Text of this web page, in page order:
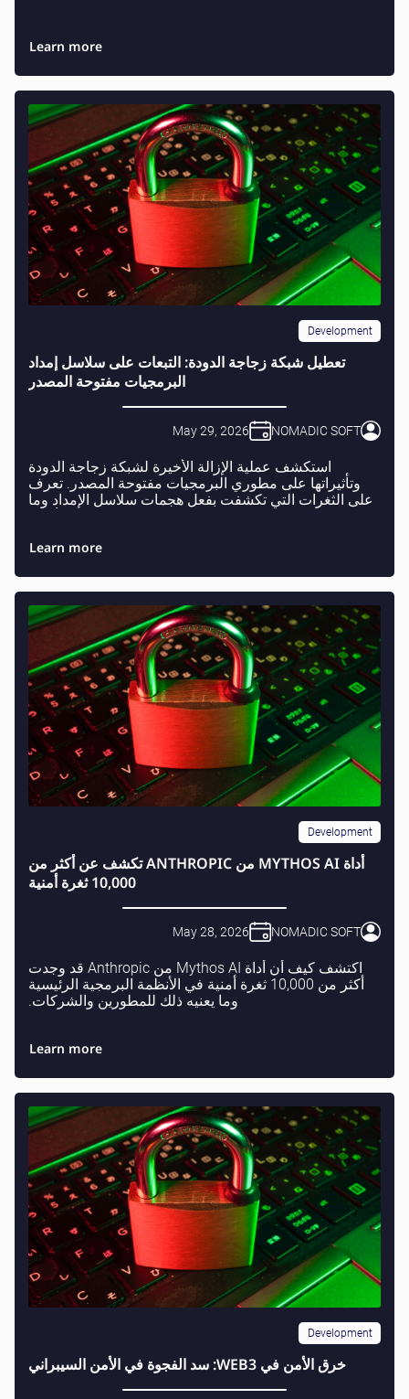
Learn more
Development
تعطيل شبكة زجاجة الدودة: التبعات على سلاسل إمداد
البرمجيات مفتوحة المصدر
NOMADIC SOFT
May 29, 2026
استكشف عملية الإزالة الأخيرة لشبكة زجاجة الدودة
وتأثيراتها على مطوري البرمجيات مفتوحة المصدر. تعرف
على الثغرات التي تكشفت بفعل هجمات سلاسل الإمداد وما
Learn more
Development
أداة MYTHOS AI من ANTHROPIC تكشف عن أكثر من
10,000 ثغرة أمنية
NOMADIC SOFT
May 28, 2026
اكتشف كيف أن أداة Mythos AI من Anthropic قد وجدت
أكثر من 10,000 ثغرة أمنية في الأنظمة البرمجية الرئيسية
وما يعنيه ذلك للمطورين والشركات.
Learn more
Development
خرق الأمن في WEB3: سد الفجوة في الأمن السيبراني